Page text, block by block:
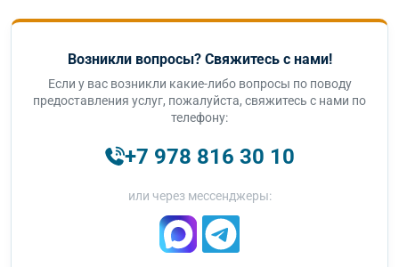
Возникли вопросы? Свяжитесь с нами!
Если у вас возникли какие-либо вопросы по поводу
предоставления услуг, пожалуйста, свяжитесь с нами по
телефону:
+7 978 816 30 10
или через мессенджеры: